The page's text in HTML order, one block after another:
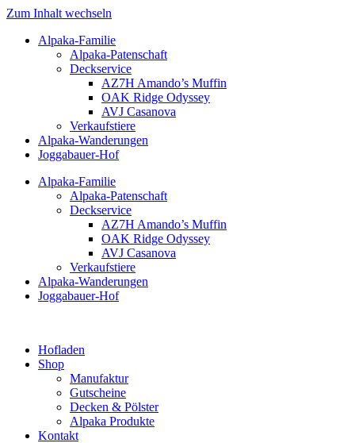
Zum Inhalt wechseln
Alpaka-Familie
Alpaka-Patenschaft
Deckservice
AZ7H Amando’s Muffin
OAK Ridge Odyssey
AVJ Casanova
Verkaufstiere
Alpaka-Wanderungen
Joggabauer-Hof
Alpaka-Familie
Alpaka-Patenschaft
Deckservice
AZ7H Amando’s Muffin
OAK Ridge Odyssey
AVJ Casanova
Verkaufstiere
Alpaka-Wanderungen
Joggabauer-Hof
Hofladen
Shop
Manufaktur
Gutscheine
Decken & Pölster
Alpaka Produkte
Kontakt